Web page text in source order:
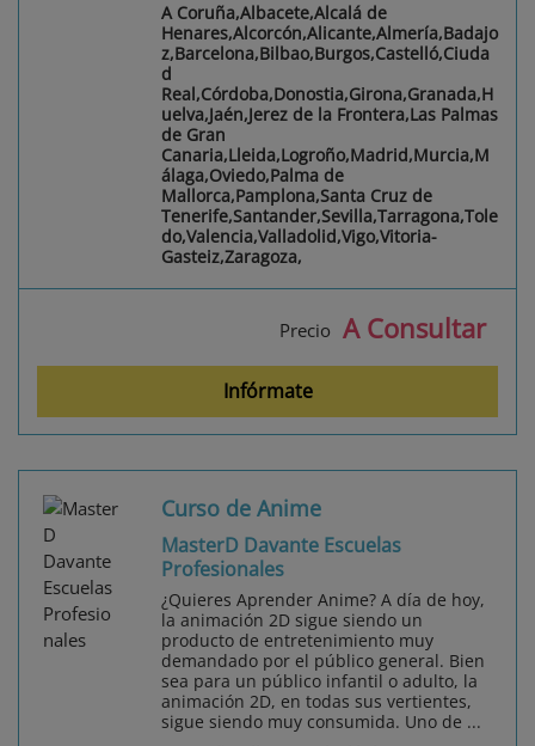
A Coruña,Albacete,Alcalá de
Henares,Alcorcón,Alicante,Almería,Badajo
z,Barcelona,Bilbao,Burgos,Castelló,Ciuda
d
Real,Córdoba,Donostia,Girona,Granada,H
uelva,Jaén,Jerez de la Frontera,Las Palmas
de Gran
Canaria,Lleida,Logroño,Madrid,Murcia,M
álaga,Oviedo,Palma de
Mallorca,Pamplona,Santa Cruz de
Tenerife,Santander,Sevilla,Tarragona,Tole
do,Valencia,Valladolid,Vigo,Vitoria-
Gasteiz,Zaragoza,
Precio A Consultar
Infórmate
Curso de Anime
MasterD Davante Escuelas
Profesionales
¿Quieres Aprender Anime? A día de hoy,
la animación 2D sigue siendo un
producto de entretenimiento muy
demandado por el público general. Bien
sea para un público infantil o adulto, la
animación 2D, en todas sus vertientes,
sigue siendo muy consumida. Uno de ...